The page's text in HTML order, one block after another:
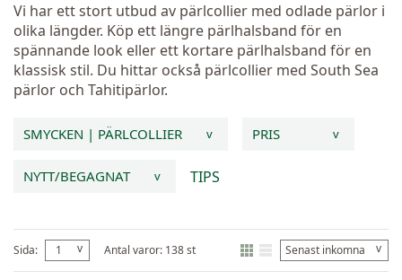
Vi har ett stort utbud av pärlcollier med odlade pärlor i
olika längder. Köp ett längre pärlhalsband för en
spännande look eller ett kortare pärlhalsband för en
klassisk stil. Du hittar också pärlcollier med South Sea
pärlor och Tahitipärlor.
SMYCKEN | PÄRLCOLLIER v PRIS v
NYTT/BEGAGNAT v TIPS
Sida: 1 v Antal varor: 138 st Senast inkomna v